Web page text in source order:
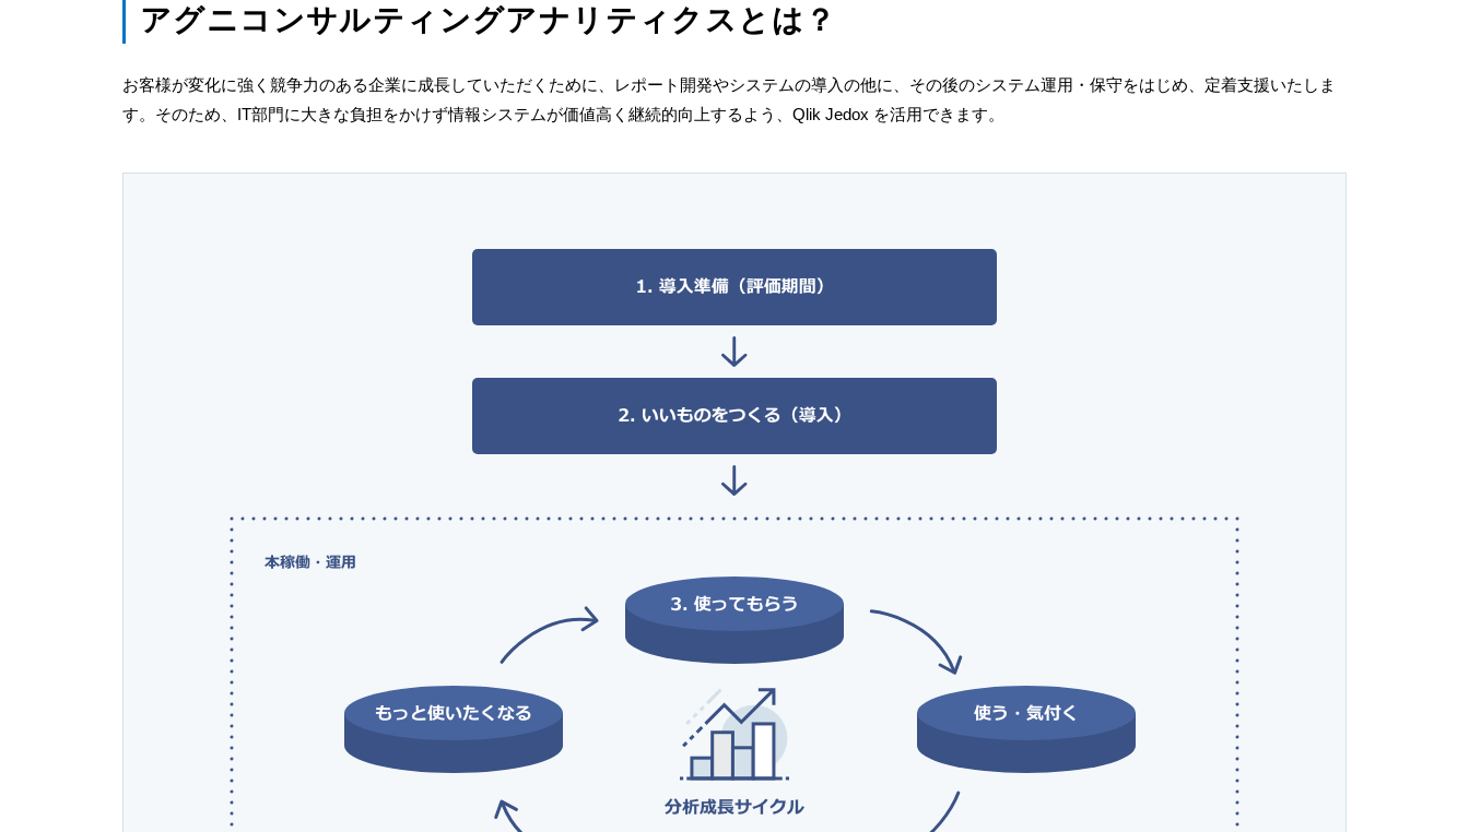
アグニコンサルティングアナリティクスとは？
お客様が変化に強く競争力のある企業に成長していただくために、レポート開発やシステムの導入の他に、その後のシステム運用・保守をはじめ、定着支援いたしま
す。そのため、IT部門に大きな負担をかけず情報システムが価値高く継続的向上するよう、Qlik Jedox を活用できます。